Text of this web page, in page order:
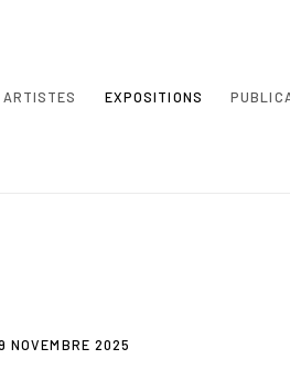
ARTISTES EXPOSITIONS
NOVEMBRE 2025